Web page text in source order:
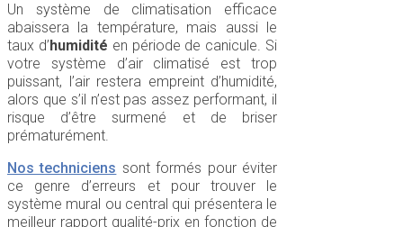
Un système de climatisation efficace
abaissera la température, mais aussi le
taux d’humidité en période de canicule. Si
votre système d’air climatisé est trop
puissant, l’air restera empreint d’humidité,
alors que s’il n’est pas assez performant, il
risque d’être surmené et de briser
prématurément.
Nos techniciens sont formés pour éviter
ce genre d’erreurs et pour trouver le
système mural ou central qui présentera le
meilleur rapport qualité-prix en fonction de